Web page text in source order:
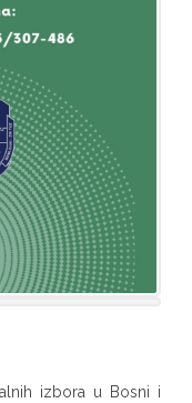
izbora u Bosni i